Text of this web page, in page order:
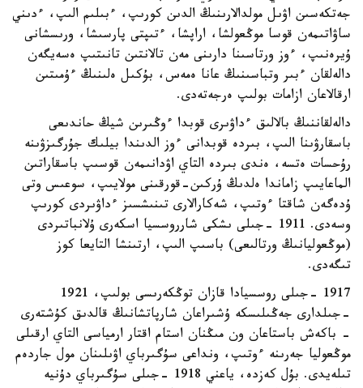
جەتكەسىن اۋىل مولدالارىنىڭ الدىن كورىپ، ءبىلىم الىپ، ءدىني
ساۋاتىمەن قوسا موڭعولشا، اراپشا، ءتىپتى پارسىشا، ورىسشانى
ۇيرەنىپ، ءوز ورتاسىنا دارىنى مەن تالانتىن تانىتىپ ەسەيگەن
دالەلقان ءبىر وتباسىنىڭ عانا ەمەس، بۇكىل ەلىنىڭ ءۇمىتىن
ارقالاعان ازامات بولىپ ەرجەتەدى.
دالەلقاننىڭ بالالىق ءداۋىرى قوبدا ءوڭىرىن شيڭ حاندىعى
باسقارۋىنا الىپ، بىردە قوبدانى ءوز الدىندا بيلىك جۇرگىزۋىنە
رۇحسات ەتسە، ەندى بىردە التاي اۋدانىمەن قوسىپ باسقاراتىن
الماعايىپ زاماندا ەلدىڭ ۇركىن-قورقىنى مولايىپ، سوعىس وتى
ۇدەگەن شاقتا ءوتىپ، شەكارالارى تىنىشسىز ءداۋىردى كورىپ
وسەدى. 1911 -جىلى ىشكى شارروسسيا اسكەرى ۇلانباتىردى
(موڭعوليانىڭ ورتالىعى) باسىپ الىپ، ارتىنشا التايعا كوز
تىگەدى.
1917 -جىلى روسسيادا قازان توڭكەرىسى بولىپ، 1921
-جىلدارى جەڭىلىسكە ۇشىراعان شارپاتشانىڭ قالدىق كۇشتەرى
- باكەش باستاعان ون مىڭنان استام اقتار ارمياسى التاي ارقىلى
موڭعوليا جەرىنە ءوتىپ، ونداعى سۇگىرباي اۋىلىنان مول جاردەم
تىلەيدى. بۇل كەزدە، ياعني 1918 -جىلى سۇگىرباي دۇنيە